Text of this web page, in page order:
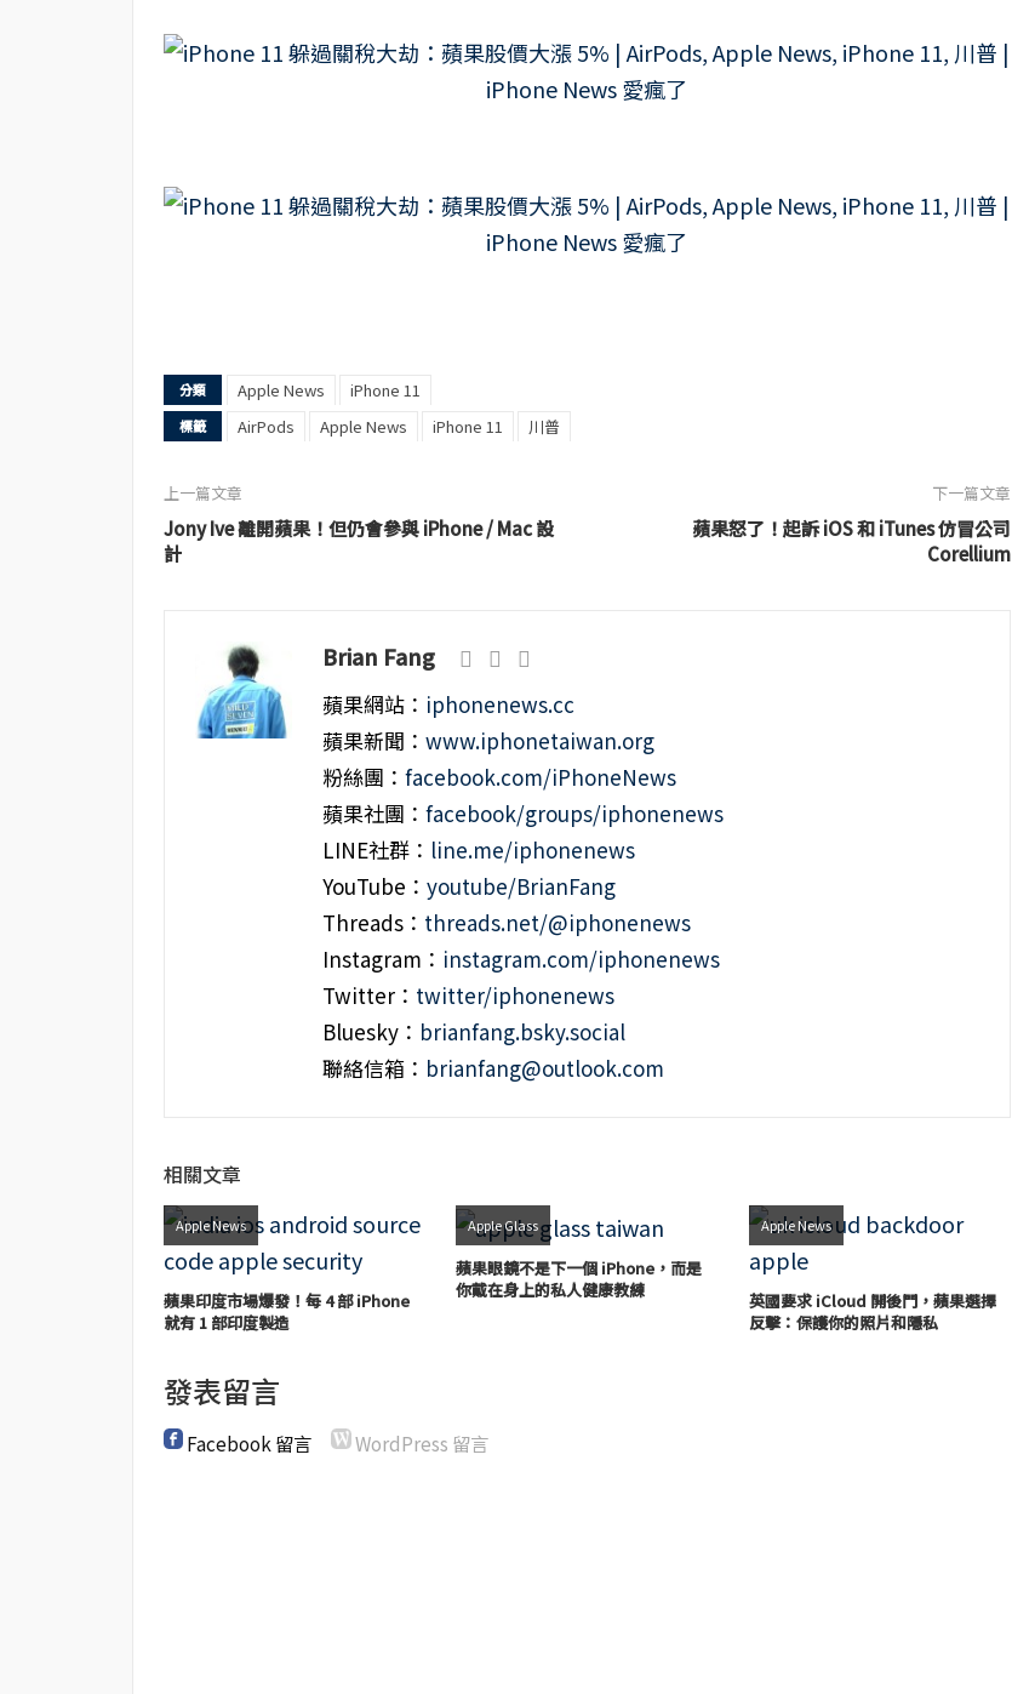
分類 Apple News iPhone 11
標籤 AirPods Apple News iPhone 11 川普
上一篇文章
Jony Ive 離開蘋果！但仍會參與 iPhone / Mac 設
計
下一篇文章
蘋果怒了！起訴 iOS 和 iTunes 仿冒公司
Corellium
Brian Fang
蘋果網站： iphonenews.cc
蘋果新聞： www.iphonetaiwan.org
粉絲團： facebook.com/iPhoneNews
蘋果社團： facebook/groups/iphonenews
LINE社群： line.me/iphonenews
YouTube： youtube/BrianFang
Threads： threads.net/@iphonenews
Instagram： instagram.com/iphonenews
Twitter： twitter/iphonenews
Bluesky： brianfang.bsky.social
聯絡信箱： brianfang@outlook.com
相關文章
Apple News
蘋果印度市場爆發！每 4 部 iPhone
就有 1 部印度製造
Apple Glass
蘋果眼鏡不是下一個 iPhone，而是
你戴在身上的私人健康教練
Apple News
英國要求 iCloud 開後門，蘋果選擇
反擊：保護你的照片和隱私
發表留言
Facebook 留言 WordPress 留言